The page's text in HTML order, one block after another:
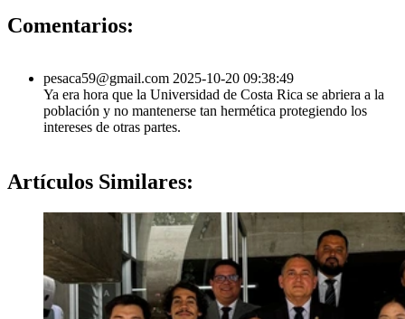
Comentarios:
pesaca59@gmail.com 2025-10-20 09:38:49
Ya era hora que la Universidad de Costa Rica se abriera a la
población y no mantenerse tan hermética protegiendo los
intereses de otras partes.
Artículos Similares: